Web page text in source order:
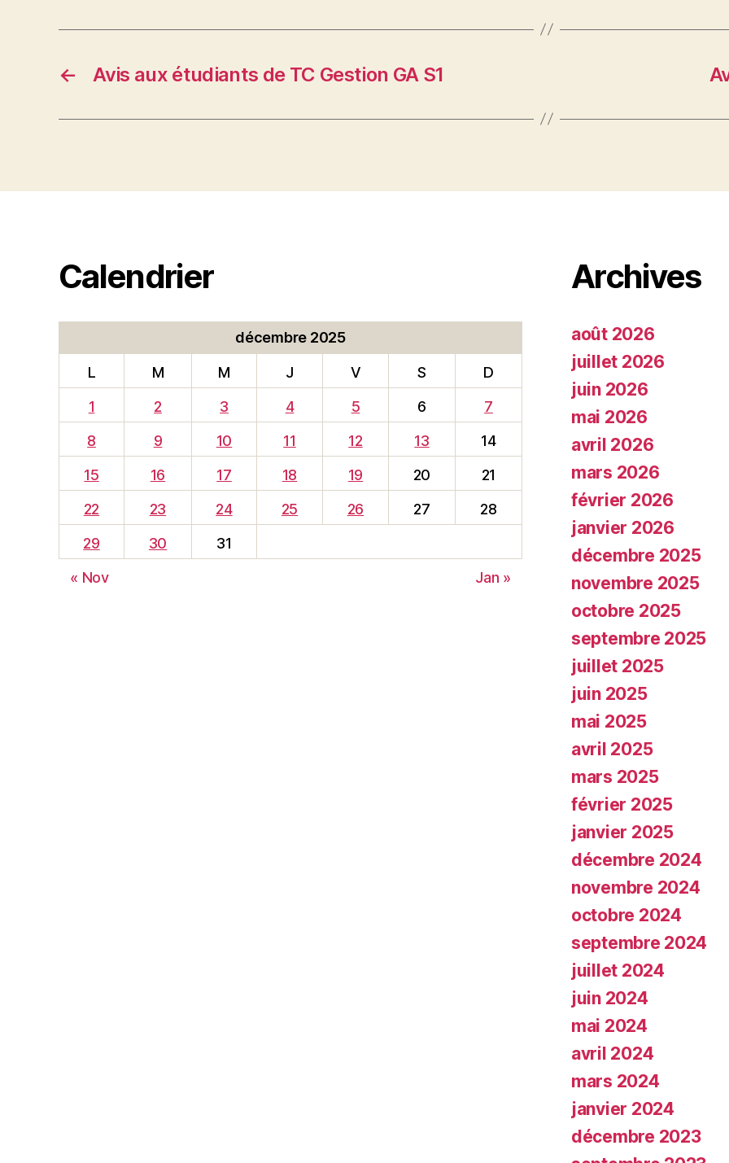
← Avis aux étudiants de TC Gestion GA S1
Calendrier
décembre 2025
L M M J V S
D
1
2 3 4 5 6
7
8
9 10 11 12 13
14
15
16 17 18 19 20
21
22
23 24 25 26 27
28
29
30
31
« Nov
Jan »
Archives
août 2026
juillet 2026
juin 2026
mai 2026
avril 2026
mars 2026
février 2026
janvier 2026
décembre 2025
novembre 2025
octobre 2025
septembre 2025
juillet 2025
juin 2025
mai 2025
avril 2025
mars 2025
février 2025
janvier 2025
décembre 2024
novembre 2024
octobre 2024
septembre 2024
juillet 2024
juin 2024
mai 2024
avril 2024
mars 2024
janvier 2024
décembre 2023